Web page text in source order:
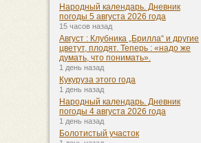
Народный календарь. Дневник
погоды 5 августа 2026 года
15 часов назад
Август : Клубника „Брилла“ и другие
цветут, плодят. Теперь : «надо же
думать, что понимать».
1 день назад
Кукуруза этого года
1 день назад
Народный календарь. Дневник
погоды 4 августа 2026 года
1 день назад
Болотистый участок